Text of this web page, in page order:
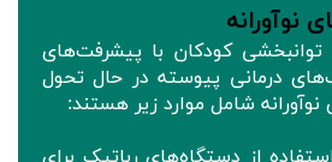
نوآورانه
کودکان با پیشرفت‌های
درمانی پیوسته در حال تحول
شامل موارد زیر هستند: